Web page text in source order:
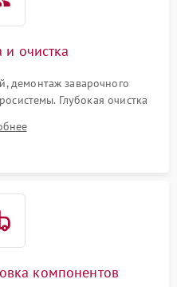
и очистка
демонтаж заварочного
Глубокая очистка
масел, жмыха и накипи.
фильтров с использованием
компонентов